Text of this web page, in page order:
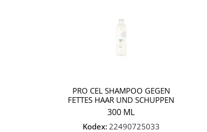
PRO CEL SHAMPOO GEGEN
FETTES HAAR UND SCHUPPEN
300 ML
Kodex: 22490725033